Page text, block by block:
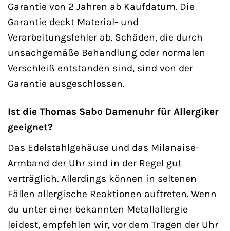
Garantie von 2 Jahren ab Kaufdatum. Die
Garantie deckt Material- und
Verarbeitungsfehler ab. Schäden, die durch
unsachgemäße Behandlung oder normalen
Verschleiß entstanden sind, sind von der
Garantie ausgeschlossen.
Ist die Thomas Sabo Damenuhr für Allergiker
geeignet?
Das Edelstahlgehäuse und das Milanaise-
Armband der Uhr sind in der Regel gut
verträglich. Allerdings können in seltenen
Fällen allergische Reaktionen auftreten. Wenn
du unter einer bekannten Metallallergie
leidest, empfehlen wir, vor dem Tragen der Uhr